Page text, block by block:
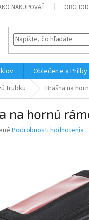
NAKUPOVAŤ
Oblečenie a Prilby
trubku Brašna na
na hornú
Podrobnosti hodnotenia